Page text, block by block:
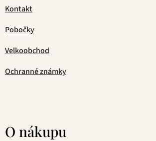
Kontakt
Pobočky
Velkoobchod
Ochranné známky
O nákupu